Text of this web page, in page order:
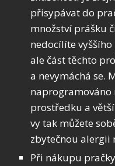
přisypávat do
množství prášku
nedocílíte
ale část těchto
a nevymáchá se.
prostředku a
vy tak můžete
zbytečnou alergii
Při nákupu